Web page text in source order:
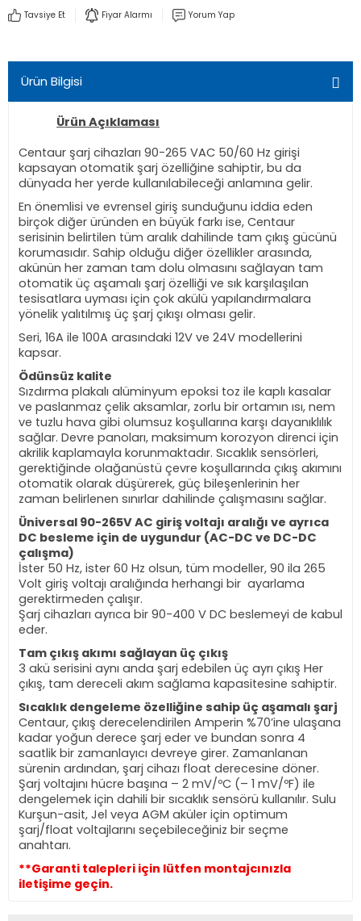
Tavsiye Et Fiyar Alarmı Yorum Yap
Ürün Bilgisi
Ürün Açıklaması
Centaur şarj cihazları 90-265 VAC 50/60 Hz girişi
kapsayan otomatik şarj özelliğine sahiptir, bu da
dünyada her yerde kullanılabileceği anlamına gelir.
En önemlisi ve evrensel giriş sunduğunu iddia eden
birçok diğer üründen en büyük farkı ise, Centaur
serisinin belirtilen tüm aralık dahilinde tam çıkış gücünü
korumasıdır. Sahip olduğu diğer özellikler arasında,
akünün her zaman tam dolu olmasını sağlayan tam
otomatik üç aşamalı şarj özelliği ve sık karşılaşılan
tesisatlara uyması için çok akülü yapılandırmalara
yönelik yalıtılmış üç şarj çıkışı olması gelir.
Seri, 16A ile 100A arasındaki 12V ve 24V modellerini
kapsar.
Ödünsüz kalite
Sızdırma plakalı alüminyum epoksi toz ile kaplı kasalar
ve paslanmaz çelik aksamlar, zorlu bir ortamın ısı, nem
ve tuzlu hava gibi olumsuz koşullarına karşı dayanıklılık
sağlar. Devre panoları, maksimum korozyon direnci için
akrilik kaplamayla korunmaktadır. Sıcaklık sensörleri,
gerektiğinde olağanüstü çevre koşullarında çıkış akımını
otomatik olarak düşürerek, güç bileşenlerinin her
zaman belirlenen sınırlar dahilinde çalışmasını sağlar.
Üniversal 90-265V AC giriş voltajı aralığı ve ayrıca
DC besleme için de uygundur (AC-DC ve DC-DC
çalışma)
İster 50 Hz, ister 60 Hz olsun, tüm modeller, 90 ila 265
Volt giriş voltajı aralığında herhangi bir ayarlama
gerektirmeden çalışır.
Şarj cihazları ayrıca bir 90-400 V DC beslemeyi de kabul
eder.
Tam çıkış akımı sağlayan üç çıkış
3 akü serisini aynı anda şarj edebilen üç ayrı çıkış Her
çıkış, tam dereceli akım sağlama kapasitesine sahiptir.
Sıcaklık dengeleme özelliğine sahip üç aşamalı şarj
Centaur, çıkış derecelendirilen Amperin %70’ine ulaşana
kadar yoğun derece şarj eder ve bundan sonra 4
saatlik bir zamanlayıcı devreye girer. Zamanlanan
sürenin ardından, şarj cihazı float derecesine döner.
Şarj voltajını hücre başına – 2 mV/ºC (– 1 mV/ºF) ile
dengelemek için dahili bir sıcaklık sensörü kullanılır. Sulu
Kurşun-asit, Jel veya AGM aküler için optimum
şarj/float voltajlarını seçebileceğiniz bir seçme
anahtarı.
**Garanti talepleri için lütfen montajcınızla
iletişime geçin.